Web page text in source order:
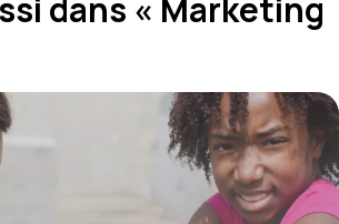
dans « Marketing